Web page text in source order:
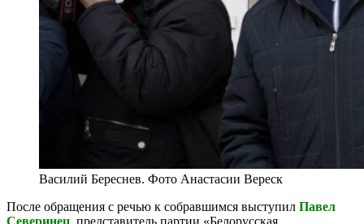
Василий Береснев. Фото Анастасии Вереск
После обращения с речью к собравшимся выступил Павел
Северинец, представитель партии «Белорусская